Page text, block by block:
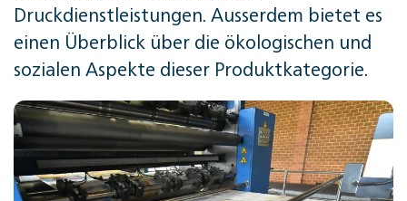
Druckdienstleistungen. Ausserdem bietet es
einen Überblick über die ökologischen und
sozialen Aspekte dieser Produktkategorie.